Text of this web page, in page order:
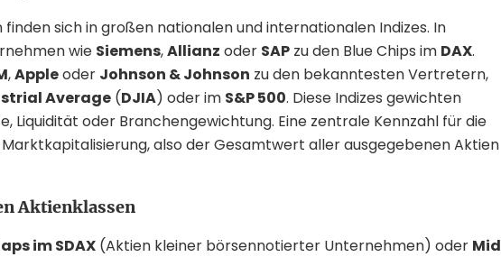
finden sich in großen nationalen und internationalen Indizes. In
wie Siemens,Allianz oder SAP zu den Blue Chips im DAX.
,Appleoder Johnson & Johnson zu den bekanntesten Vertretern,
Average (DJIA) oder im S&P 500. Diese Indizes gewichten
Liquidität oder Branchengewichtung. Eine zentrale Kennzahl für die
also der Gesamtwert aller ausgegebenen Aktien
Aktienklassen
im SDAX (Aktien kleiner börsennotierter Unternehmen) oder Mid